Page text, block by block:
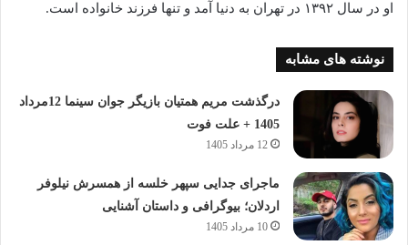
او در سال ۱۳۹۲ در تهران به دنیا آمد و تنها فرزند خانواده است.
نوشته های مشابه
درگذشت مریم همتیان بازیگر جوان سینما 12مرداد
1405 + علت فوت
12 مرداد 1405
ماجرای جدایی سپهر خلسه از همسرش نیلوفر
اردلان؛ بیوگرافی و داستان آشنایی
10 مرداد 1405